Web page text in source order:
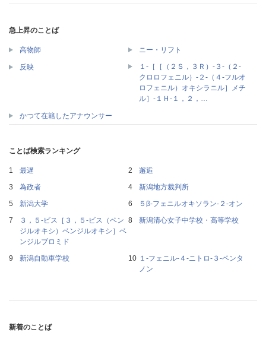
急上昇のことば
高物師 ニー・リフト
反映
１‐［［（２Ｓ，３Ｒ）‐３‐（２‐
クロロフェニル）‐２‐（４‐フルオ
ロフェニル）オキシラニル］メチ
ル］‐１Ｈ‐１，２，…
かつて在籍したアナウンサー
ことば検索ランキング
最遅
邂逅
為政者
新潟地方裁判所
新潟大学
５β‐フェニルオキソラン‐２‐オン
３，５‐ビス［３，５‐ビス（ベン
ジルオキシ）ベンジルオキシ］ベ
ンジルブロミド
新潟清心女子中学校・高等学校
新潟自動車学校
１‐フェニル‐４‐ニトロ‐３‐ペンタ
ノン
新着のことば